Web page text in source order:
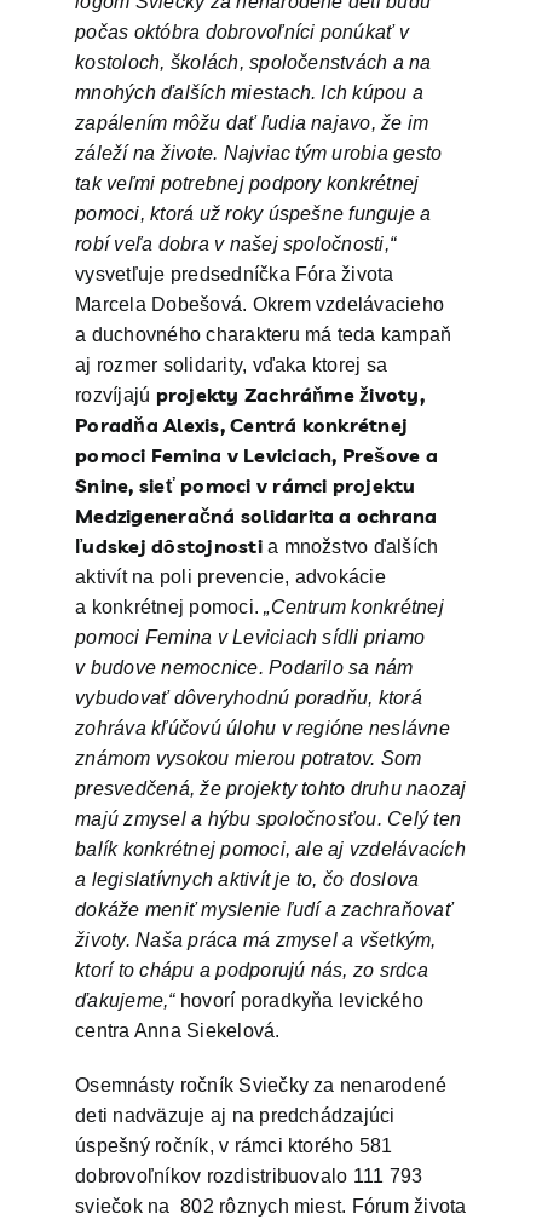
počas októbra dobrovoľníci ponúkať v
kostoloch, školách, spoločenstvách a na
mnohých ďalších miestach. Ich kúpou a
zapálením môžu dať ľudia najavo, že im
záleží na živote. Najviac tým urobia gesto
tak veľmi potrebnej podpory konkrétnej
pomoci, ktorá už roky úspešne funguje a
robí veľa dobra v našej spoločnosti,“
vysvetľuje predsedníčka Fóra života
Marcela Dobešová. Okrem vzdelávacieho
a duchovného charakteru má teda kampaň
aj rozmer solidarity, vďaka ktorej sa
rozvíjajú projekty Zachráňme životy,
Poradňa Alexis, Centrá konkrétnej
pomoci Femina v Leviciach, Prešove a
Snine, sieť pomoci v rámci projektu
Medzigeneračná solidarita a ochrana
ľudskej dôstojnostia množstvo ďalších
aktivít na poli prevencie, advokácie
a konkrétnej pomoci.„Centrum konkrétnej
pomoci Femina v Leviciach sídli priamo
v budove nemocnice. Podarilo sa nám
vybudovať dôveryhodnú poradňu, ktorá
zohráva kľúčovú úlohu v regióne neslávne
známom vysokou mierou potratov. Som
presvedčená, že projekty tohto druhu naozaj
majú zmysel a hýbu spoločnosťou. Celý ten
balík konkrétnej pomoci, ale aj vzdelávacích
a legislatívnych aktivít je to, čo doslova
dokáže meniť myslenie ľudí a zachraňovať
životy. Naša práca má zmysel a všetkým,
ktorí to chápu a podporujú nás, zo srdca
ďakujeme,“hovorí poradkyňa levického
centra Anna Siekelová.
Osemnásty ročník Sviečky za nenarodené
deti nadväzuje aj na predchádzajúci
úspešný ročník, v rámci ktorého 581
dobrovoľníkov rozdistribuovalo 111 793
sviečok na 802 rôznych miest. Fórum života